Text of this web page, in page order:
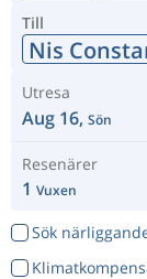
Till
Nis
Utresa
Aug 16, Sön
Resenärer
1 Vuxen
Sök